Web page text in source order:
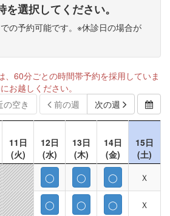
選択してください。
の予約可能です。※休診日の場合が
、60分ごとの時間帯予約を採用していま
お越しください。
の空き
前の週 次の週
11日
(火)
12日
(水)
13日
(木)
14日
(金)
15日
(土)
◯ ◯ ◯ Ｘ
◯ ◯ ◯ Ｘ